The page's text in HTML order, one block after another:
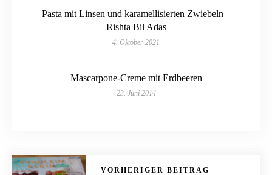
Pasta mit Linsen und karamellisierten Zwiebeln –
Rishta Bil Adas
4. Oktober 2021
Mascarpone-Creme mit Erdbeeren
23. Juni 2014
VORHERIGER BEITRAG